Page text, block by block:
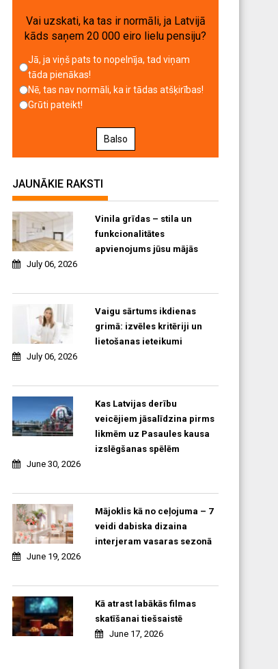
Vai uzskati, ka tas ir normāli, ja Latvijā
kāds saņem 20 000 eiro lielu pensiju?
Jā, ja viņš pats to nopelnīja, tad viņam
tāda pienākas!
Nē, tas nav normāli, ka ir tādas atšķirības!
Grūti pateikt!
Balso
JAUNĀKIE RAKSTI
Vinila grīdas – stila un
funkcionalitātes
apvienojums jūsu mājās
July 06, 2026
Vaigu sārtums ikdienas
grimā: izvēles kritēriji un
lietošanas ieteikumi
July 06, 2026
Kas Latvijas derību
veicējiem jāsalīdzina pirms
likmēm uz Pasaules kausa
izslēgšanas spēlēm
June 30, 2026
Mājoklis kā no ceļojuma – 7
veidi dabiska dizaina
interjeram vasaras sezonā
June 19, 2026
Kā atrast labākās filmas
skatīšanai tiešsaistē
June 17, 2026